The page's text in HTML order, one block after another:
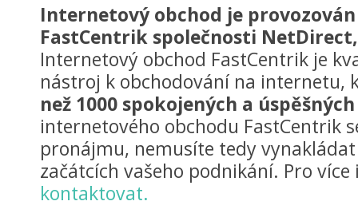
Internetový obchod je
FastCentrik společnosti
Internetový obchod FastCentrik je
nástroj k obchodování na internetu,
než 1000 spokojených a
internetového obchodu FastCentrik
pronájmu, nemusíte tedy
začátcích vašeho podnikání. Pro
kontaktovat.